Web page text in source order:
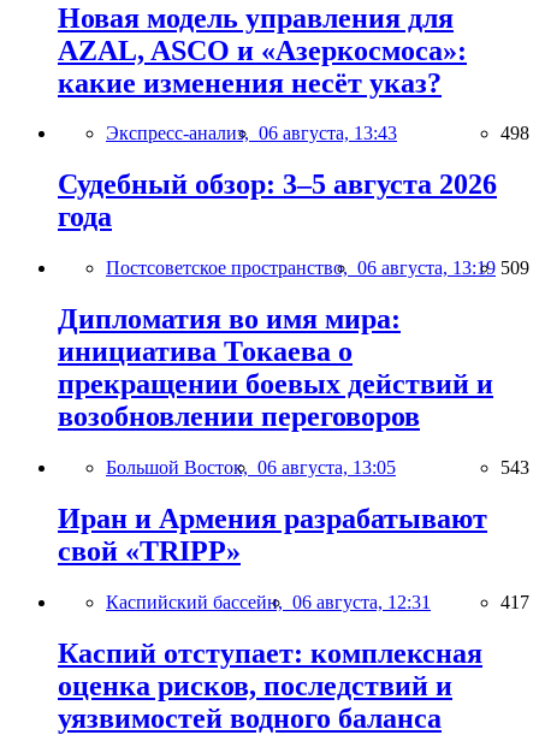
Новая модель управления для
AZAL, ASCO и «Азеркосмоса»:
какие изменения несёт указ?
Экспресс-анализ, 06 августа, 13:43 498
Судебный обзор: 3–5 августа 2026
года
Постсоветское пространство, 06 августа, 13:19 509
Дипломатия во имя мира:
инициатива Токаева о
прекращении боевых действий и
возобновлении переговоров
Большой Восток, 06 августа, 13:05 543
Иран и Армения разрабатывают
свой «TRIPP»
Каспийский бассейн, 06 августа, 12:31 417
Каспий отступает: комплексная
оценка рисков, последствий и
уязвимостей водного баланса